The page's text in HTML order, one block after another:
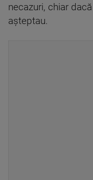
necazuri, chiar
așteptau.